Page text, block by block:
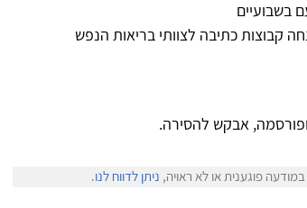
קבוצות כתיבה לצוותי בריאות הנפש
אבקש להסירה.
פוגענית או לא ראויה, ניתן לדווח לנו.